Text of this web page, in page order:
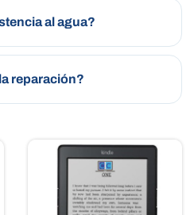
al agua?
reparación?